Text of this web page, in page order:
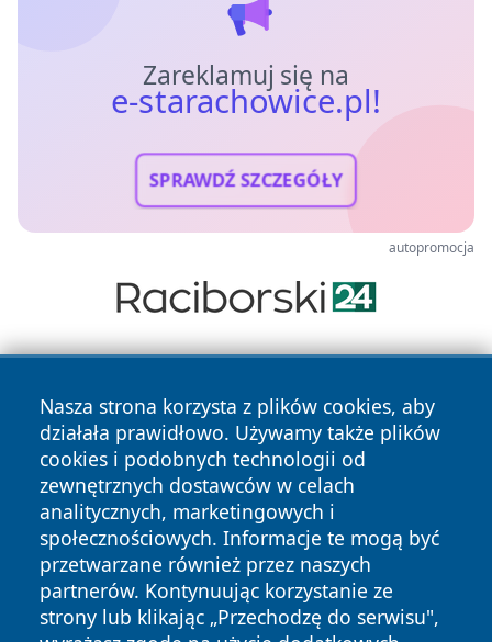
Zareklamuj się na
e-starachowice.pl!
SPRAWDŹ SZCZEGÓŁY
autopromocja
Nasza strona korzysta z plików cookies, aby
działała prawidłowo. Używamy także plików
cookies i podobnych technologii od
zewnętrznych dostawców w celach
analitycznych, marketingowych i
społecznościowych. Informacje te mogą być
przetwarzane również przez naszych
partnerów. Kontynuując korzystanie ze
strony lub klikając „Przechodzę do serwisu",
Copyright © 2026 e-starachowice.pl Wszystkie prawa
zastrzeżone.
News Autorzy
Polityka
Prywatności
Polityka
Cookies